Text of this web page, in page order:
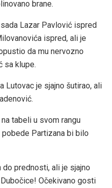
brane.
Lazar Pavlović ispred
ispred, ali je
da mu nervozno
sa klupe.
Lutovac je sjajno šutirao, ali
tabeli u svom rangu
Partizana bi bilo
prednosti, ali je sjajno
Očekivano gosti